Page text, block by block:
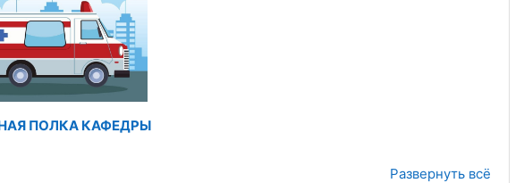
ПОЛКА КАФЕДРЫ
Развернуть всё